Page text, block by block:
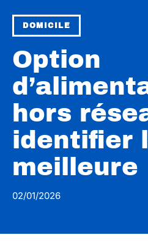
DOMICILE
Option
hors
identifier
meilleure
02/01/2026